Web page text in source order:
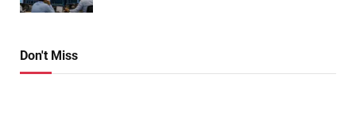
Don't Miss